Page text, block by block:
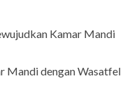
Kamar Mandi
Mandi dengan Wasatfel